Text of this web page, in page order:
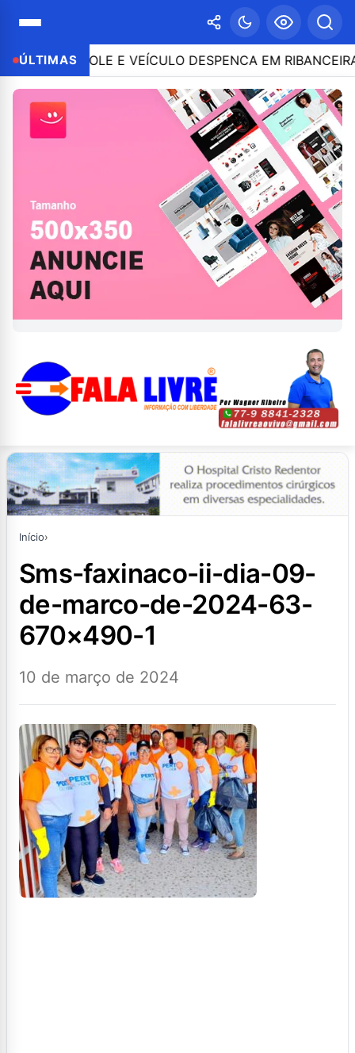
ÚLTIMASE VEÍCULO DESPENCA EM RIBANCEIRA COM
Início›
sms-faxinaco-ii-dia-09-
de-marco-de-2024-63-
670×490-1
10 de março de 2024